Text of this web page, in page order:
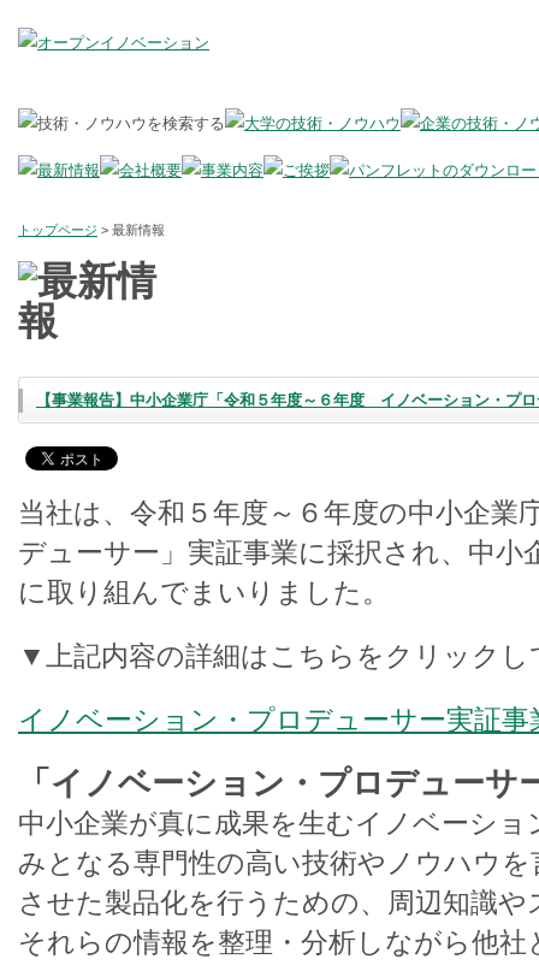
トップページ > 最新情報
【事業報告】中小企業庁「令和５年度～６年度 イノベーション・プ
当社は、令和５年度～６年度の中小企業
デューサー」実証事業に採択され、中
に取り組んでまいりました。
▼上記内容の詳細はこちらをクリック
イノベーション・プロデューサー実証事
「イノベーション・プロデューサ
中小企業が真に成果を生むイノベーシ
みとなる専門性の高い技術やノウハウ
させた製品化を行うための、周辺知識
それらの情報を整理・分析しながら他